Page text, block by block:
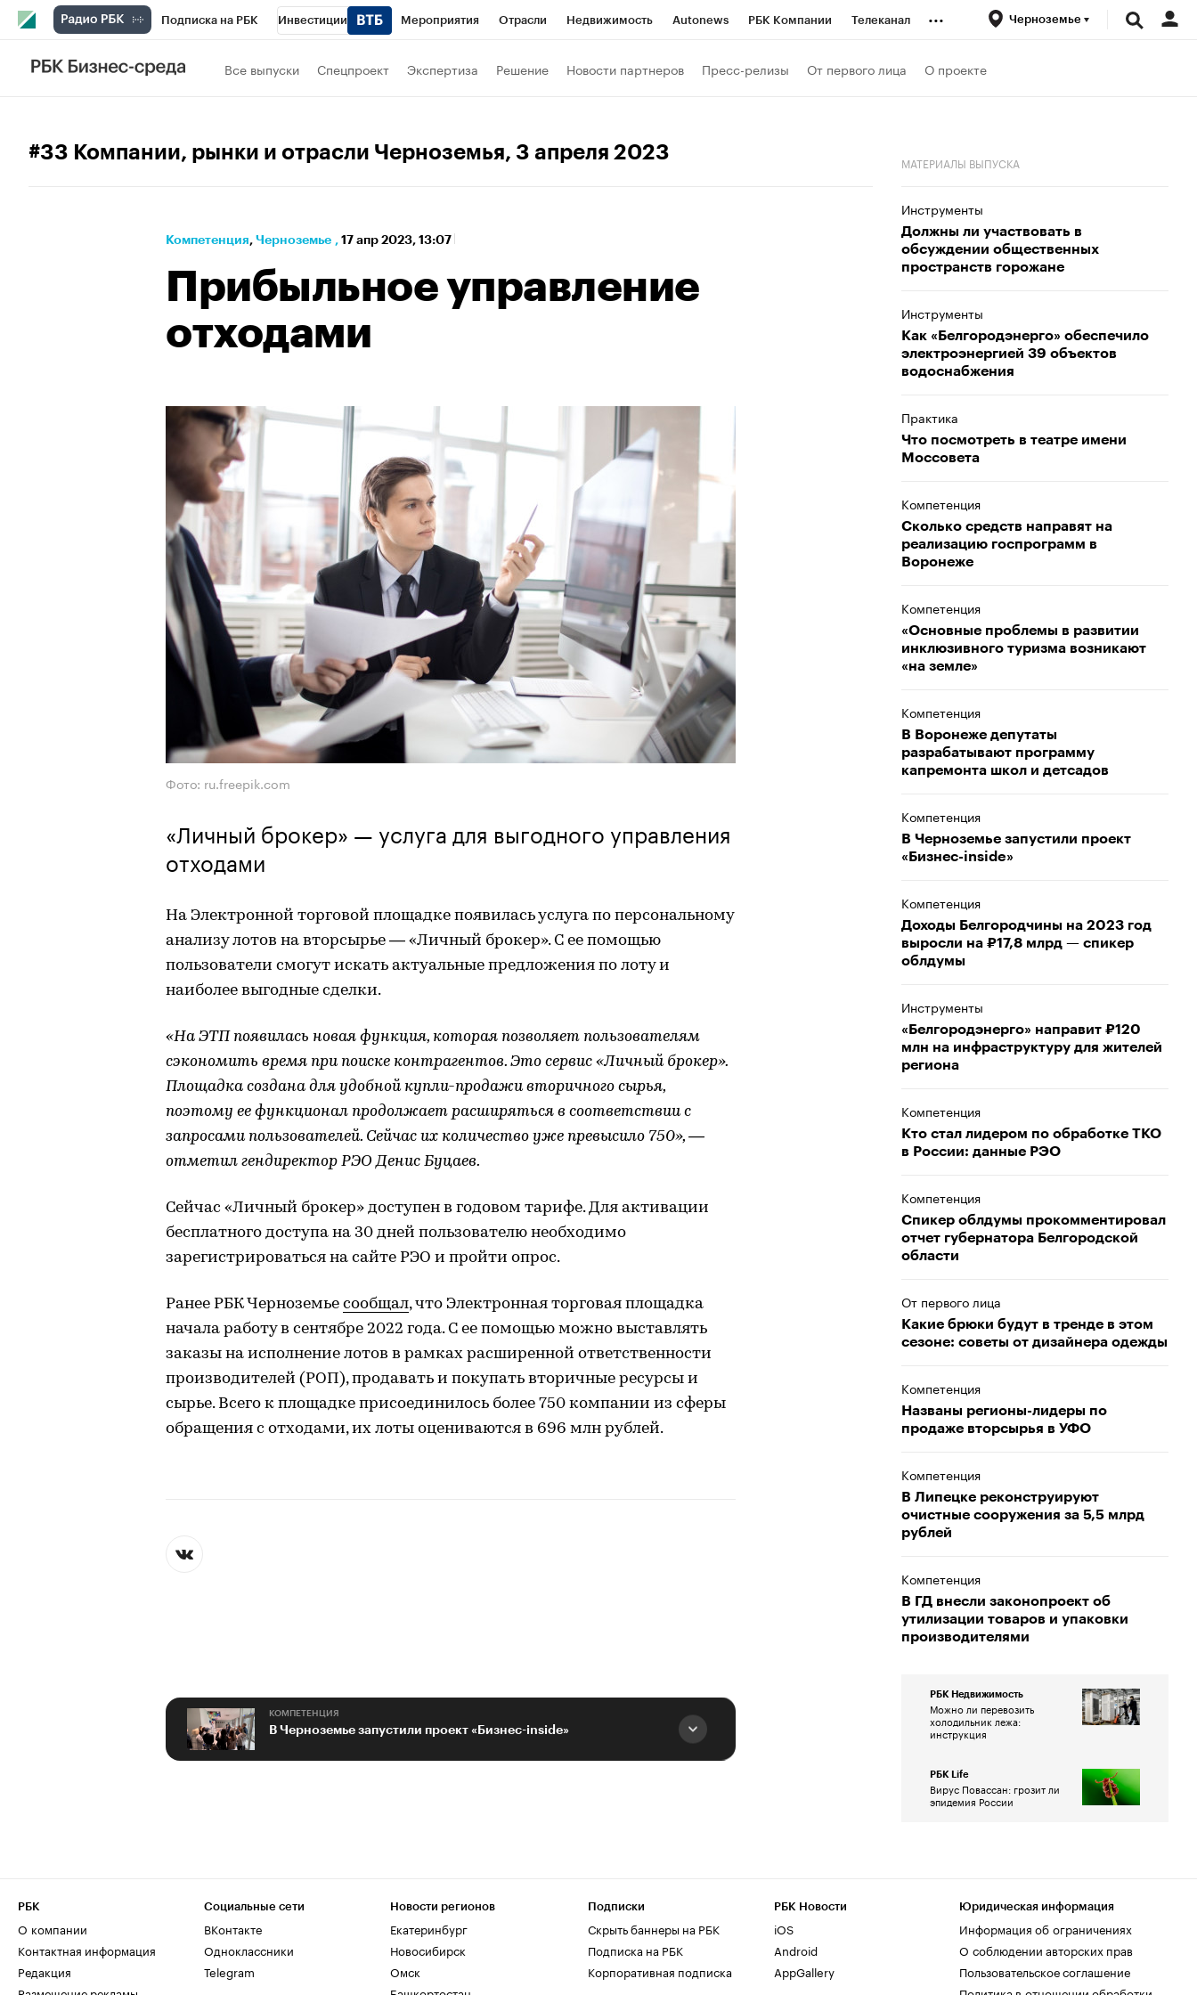
Подписка на РБК Инвестиции Мероприятия Отрасли Недвижимость Autonews РБК Компании Телеканал
РБК Вино
... Черноземье
Все выпуски Спецпроект Экспертиза Решение Новости партнеров Пресс-релизы От первого лица О проекте
#33 Компании, рынки и отрасли Черноземья, 3 апреля 2023
Компетенция⁠, Черноземье , 17 апр 2023, 13:07
Прибыльное управление
отходами
Фото: ru.freepik.com
«Личный брокер» — услуга для выгодного управления
отходами
На Электронной торговой площадке появилась услуга по персональному
анализу лотов на вторсырье — «Личный брокер». С ее помощью
пользователи смогут искать актуальные предложения по лоту и
наиболее выгодные сделки.
«На ЭТП появилась новая функция, которая позволяет пользователям
сэкономить время при поиске контрагентов. Это сервис «Личный брокер».
Площадка создана для удобной купли-продажи вторичного сырья,
поэтому ее функционал продолжает расширяться в соответствии с
запросами пользователей. Сейчас их количество уже превысило 750», —
отметил гендиректор РЭО Денис Буцаев.
Сейчас «Личный брокер» доступен в годовом тарифе. Для активации
бесплатного доступа на 30 дней пользователю необходимо
зарегистрироваться на сайте РЭО и пройти опрос.
Ранее РБК Черноземье сообщал, что Электронная торговая площадка
начала работу в сентябре 2022 года. С ее помощью можно выставлять
заказы на исполнение лотов в рамках расширенной ответственности
производителей (РОП), продавать и покупать вторичные ресурсы и
сырье. Всего к площадке присоединилось более 750 компании из сферы
обращения с отходами, их лоты оцениваются в 696 млн рублей.
КОМПЕТЕНЦИЯ
В Черноземье запустили проект «Бизнес-inside»
МАТЕРИАЛЫ ВЫПУСКА
Инструменты
Должны ли участвовать в
обсуждении общественных
пространств горожане
Инструменты
Как «Белгородэнерго» обеспечило
электроэнергией 39 объектов
водоснабжения
Практика
Что посмотреть в театре имени
Моссовета
Компетенция
Сколько средств направят на
реализацию госпрограмм в
Воронеже
Компетенция
«Основные проблемы в развитии
инклюзивного туризма возникают
«на земле»
Компетенция
В Воронеже депутаты
разрабатывают программу
капремонта школ и детсадов
Компетенция
В Черноземье запустили проект
«Бизнес-inside»
Компетенция
Доходы Белгородчины на 2023 год
выросли на ₽17,8 млрд — спикер
облдумы
Инструменты
«Белгородэнерго» направит ₽120
млн на инфраструктуру для жителей
региона
Компетенция
Кто стал лидером по обработке ТКО
в России: данные РЭО
Компетенция
Спикер облдумы прокомментировал
отчет губернатора Белгородской
области
От первого лица
Какие брюки будут в тренде в этом
сезоне: советы от дизайнера одежды
Компетенция
Названы регионы-лидеры по
продаже вторсырья в УФО
Компетенция
В Липецке реконструируют
очистные сооружения за 5,5 млрд
рублей
Компетенция
В ГД внесли законопроект об
утилизации товаров и упаковки
производителями
РБК Недвижимость
Можно ли перевозить
холодильник лежа:
инструкция
РБК Life
Вирус Повассан: грозит ли
эпидемия России
РБК
О компании
Контактная информация
Редакция
Социальные сети
ВКонтакте
Одноклассники
Telegram
Новости регионов
Екатеринбург
Новосибирск
Омск
Подписки
Скрыть баннеры на РБК
Подписка на РБК
Корпоративная подписка
РБК Новости
iOS
Android
AppGallery
Юридическая информация
Информация об ограничениях
О соблюдении авторских прав
Пользовательское соглашение